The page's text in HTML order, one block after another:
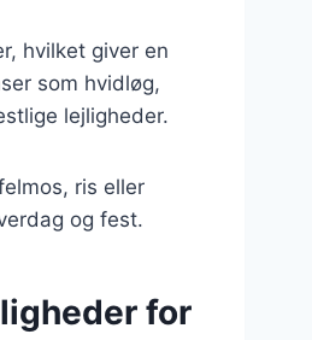
hvilket giver en
som hvidløg,
lejligheder.
ris eller
og fest.
for